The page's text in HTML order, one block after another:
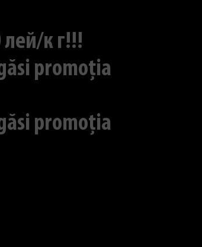
лей/к г!!!
promoția
promoția